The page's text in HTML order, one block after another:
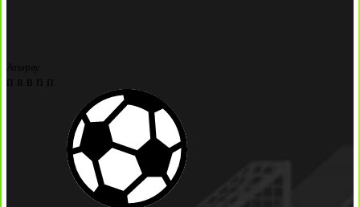
Атырау
п в в п п